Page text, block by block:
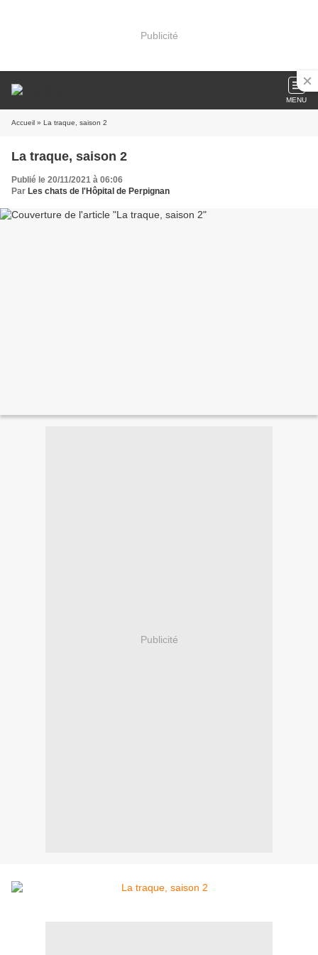
Publicité
MENU
Accueil » La traque, saison 2
La traque, saison 2
Publié le 20/11/2021 à 06:06
Par Les chats de l'Hôpital de Perpignan
Publicité